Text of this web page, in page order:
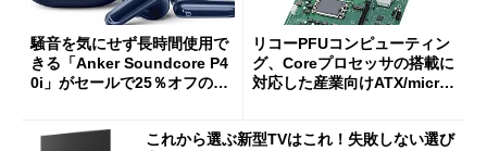
騒音を気にせず長時間使用で
きる「Anker Soundcore P4
0i」がセールで25％オフの59
リコーPFUコンピューティン
グ、Coreプロセッサの搭載に
対応した産業向けATX/micro
これから選ぶ新型TVはこれ！失敗しない選び